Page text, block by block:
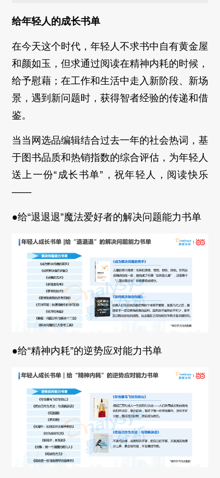
给年轻人的成长书单
在今天这个时代，年轻人不求书中自有黄金屋
和颜如玉，但求通过阅读在精神内耗的时候，
给予慰藉；在工作和生活中走入新阶段、新场
景，遇到新问题时，获得智者经验的传递和借
鉴。
当当网选品编辑结合过去一年的社会热词，基
于图书品质和热销指数的综合评估，为年轻人
送上一份“成长书单”，祝年轻人，阅读快乐
——
●给“退退退”魔法爱好者的解决问题能力书单
●给“精神内耗”的逆势应对能力书单